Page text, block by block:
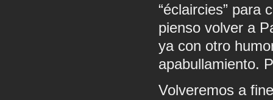
“éclaircies” para
pienso volver a
ya con otro
apabullamiento.
Volveremos a